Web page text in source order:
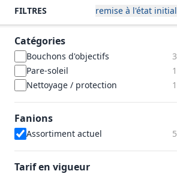
FILTRES remise à l'état initial
Catégories
Bouchons d'objectifs
3
Pare-soleil
1
Nettoyage / protection
1
Fanions
Assortiment actuel 5
Tarif en vigueur